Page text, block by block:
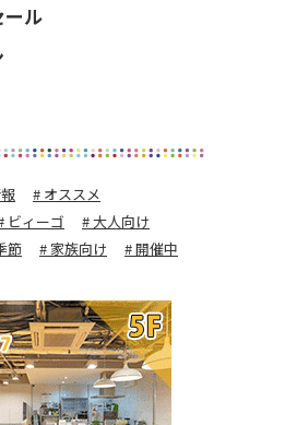
ール
オススメ
ビィーゴ
大人向け
節 家族向け 開催中